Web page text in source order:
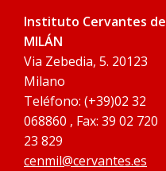
Instituto Cervantes de
MILÁN
Via Zebedia, 5. 20123
Milano
Teléfono: (+39)02 32
068860 , Fax: 39 02 720
23 829
cenmil@cervantes.es